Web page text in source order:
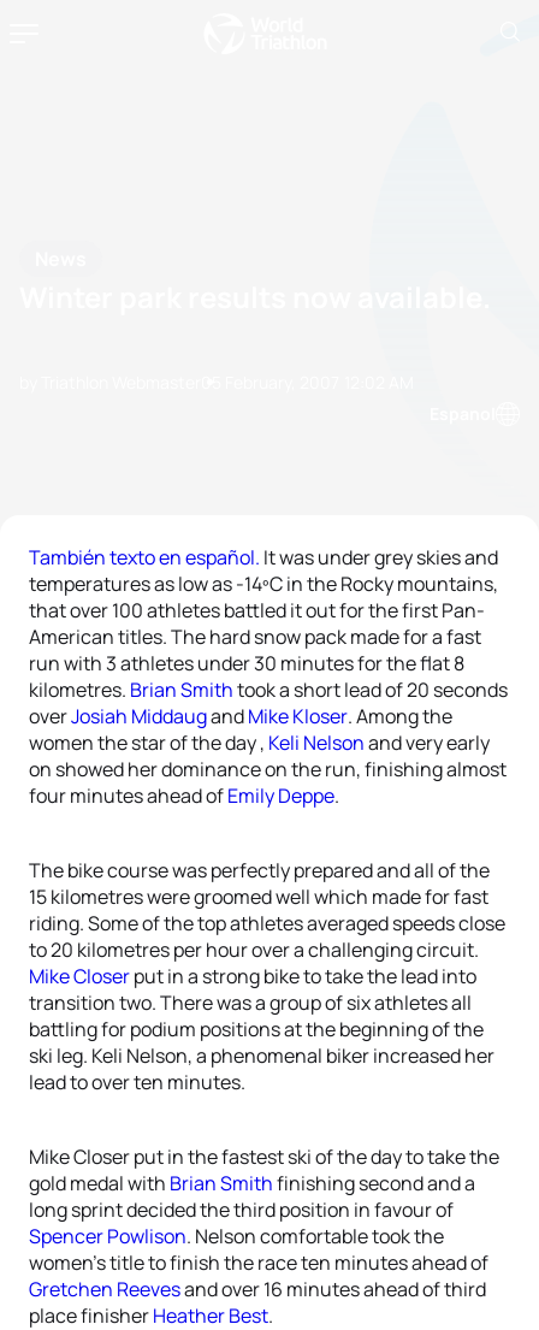
También texto en español. It was under grey skies and
temperatures as low as -14ºC in the Rocky mountains,
that over 100 athletes battled it out for the first Pan-
American titles. The hard snow pack made for a fast
run with 3 athletes under 30 minutes for the flat 8
kilometres. Brian Smithtook a short lead of 20 seconds
overJosiah MiddaugandMike Kloser. Among the
women the star of the day , Keli Nelsonand very early
on showed her dominance on the run, finishing almost
four minutes ahead ofEmily Deppe.
The bike course was perfectly prepared and all of the
15 kilometres were groomed well which made for fast
riding. Some of the top athletes averaged speeds close
to 20 kilometres per hour over a challenging circuit.
Mike Closerput in a strong bike to take the lead into
transition two. There was a group of six athletes all
battling for podium positions at the beginning of the
ski leg. Keli Nelson, a phenomenal biker increased her
lead to over ten minutes.
Mike Closer put in the fastest ski of the day to take the
gold medal with Brian Smithfinishing second and a
long sprint decided the third position in favour of
Spencer Powlison. Nelson comfortable took the
women’s title to finish the race ten minutes ahead of
Gretchen Reevesand over 16 minutes ahead of third
place finisherHeather Best.